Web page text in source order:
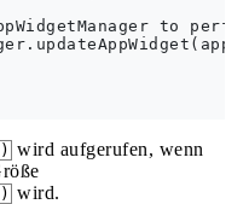
to
wird aufgerufen, wenn
wird.